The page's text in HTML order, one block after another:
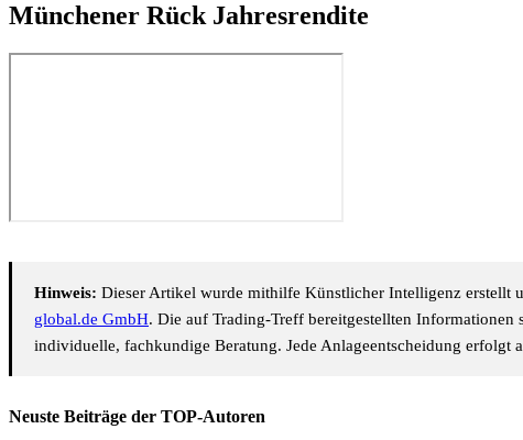
Münchener Rück Jahresrendite
Hinweis: Dieser Artikel wurde mithilfe Künstlicher Intelligenz erstellt
global.de GmbH. Die auf Trading-Treff bereitgestellten Informationen
individuelle, fachkundige Beratung. Jede Anlageentscheidung erfolgt
Neuste Beiträge der TOP-Autoren